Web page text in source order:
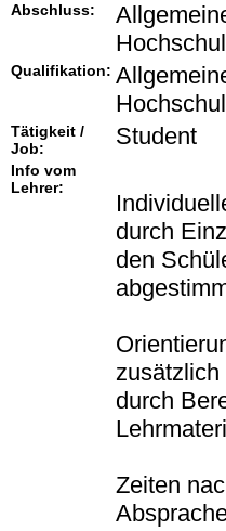
Abschluss:
Qualifikation:
Tätigkeit /
Job:
Student
Info vom
Lehrer:
durch
den
zusätzlich
durch
Zeiten